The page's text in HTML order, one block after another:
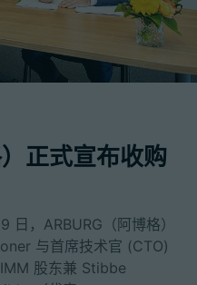
正式宣布收购
，ARBURG（阿博格）
与首席技术官 (CTO)
股东兼 Stibbe